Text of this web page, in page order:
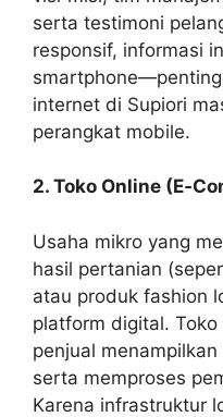
serta testimoni
responsif, informasi
internet di Supiori
perangkat mobile.
2. Toko Online
Usaha mikro yang
hasil pertanian
atau produk fashion
platform digital.
penjual
serta memproses
Karena infrastruktur